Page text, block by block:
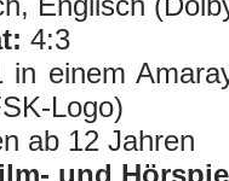
4:3
in einem
Logo)
ab 12 Jahren
und